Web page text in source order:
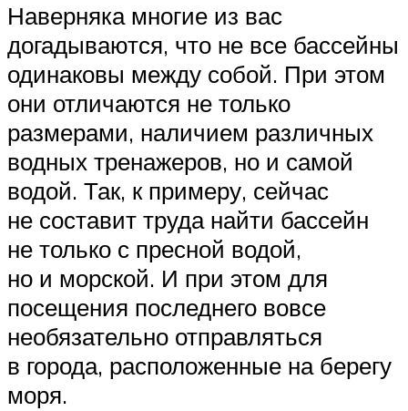
Наверняка многие из вас
догадываются, что не все бассейны
одинаковы между собой. При этом
они отличаются не только
размерами, наличием различных
водных тренажеров, но и самой
водой. Так, к примеру, сейчас
не составит труда найти бассейн
не только с пресной водой,
но и морской. И при этом для
посещения последнего вовсе
необязательно отправляться
в города, расположенные на берегу
моря.